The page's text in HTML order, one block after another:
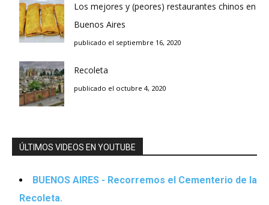
Los mejores y (peores) restaurantes chinos en
Buenos Aires
publicado el septiembre 16, 2020
Recoleta
publicado el octubre 4, 2020
ÚLTIMOS VIDEOS EN YOUTUBE
BUENOS AIRES - Recorremos el Cementerio de la
Recoleta.